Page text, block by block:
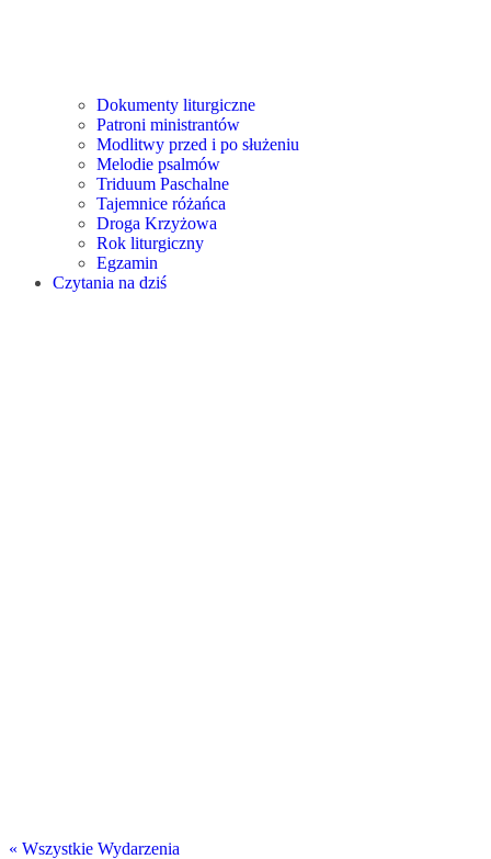
Dokumenty liturgiczne
Patroni ministrantów
Modlitwy przed i po służeniu
Melodie psalmów
Triduum Paschalne
Tajemnice różańca
Droga Krzyżowa
Rok liturgiczny
Egzamin
Czytania na dziś
« Wszystkie Wydarzenia